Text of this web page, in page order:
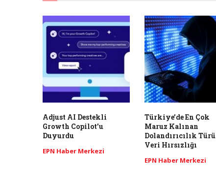
Adjust AI Destekli
Growth Copilot’u
Duyurdu
EPN Haber Merkezi
Türkiye’de En Çok
Maruz Kalınan
Dolandırıcılık Türü
Veri Hırsızlığı
EPN Haber Merkezi